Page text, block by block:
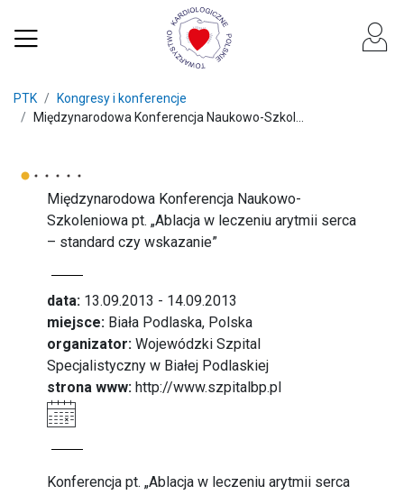
PTK
Kongresy i konferencje
Międzynarodowa Konferencja Naukowo-Szkol...
Międzynarodowa Konferencja Naukowo-
Szkoleniowa pt. „Ablacja w leczeniu arytmii serca
– standard czy wskazanie”
data: 13.09.2013 - 14.09.2013
miejsce: Biała Podlaska, Polska
organizator: Wojewódzki Szpital
Specjalistyczny w Białej Podlaskiej
strona www: http://www.szpitalbp.pl
Konferencja pt. „Ablacja w leczeniu arytmii serca